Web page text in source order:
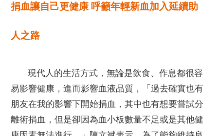
捐血讓自己更健康 呼籲年輕新血加入延續助
人之路
現代人的生活方式，無論是飲食、作息都很容
易影響健康，進而影響血液品質，「過去確實也有
朋友在我的影響下開始捐血，其中也有想要嘗試分
離術捐血，但是卻因為血小板數量不足或是其他健